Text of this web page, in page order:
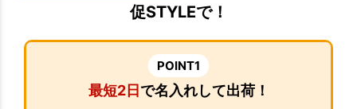
促STYLEで！
POINT1
最短2日で名入れして出荷！